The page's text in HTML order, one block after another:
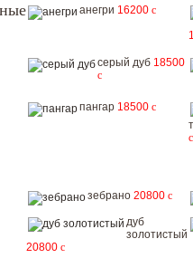
анегри 16200 c
серый дуб 18500
c
пангар 18500 c
c
зебрано 20800 c
дуб
золотистый
20800 c